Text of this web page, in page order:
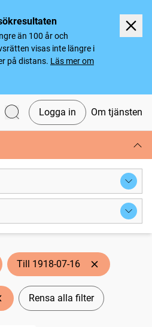
än 100 år och
visas inte längre i
på distans. Läs mer om
Logga in Om tjänsten
Till 1918-07-16
Rensa alla filter